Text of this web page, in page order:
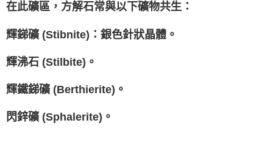
在此礦區，方解石常與以下礦物共生：
輝銻礦 (Stibnite)：銀色針狀晶體。
輝沸石 (Stilbite)。
輝鐵銻礦 (Berthierite)。
閃鋅礦 (Sphalerite)。